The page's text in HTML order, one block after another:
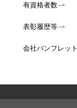
有資格者数
表彰履歴等
会社パンフレット